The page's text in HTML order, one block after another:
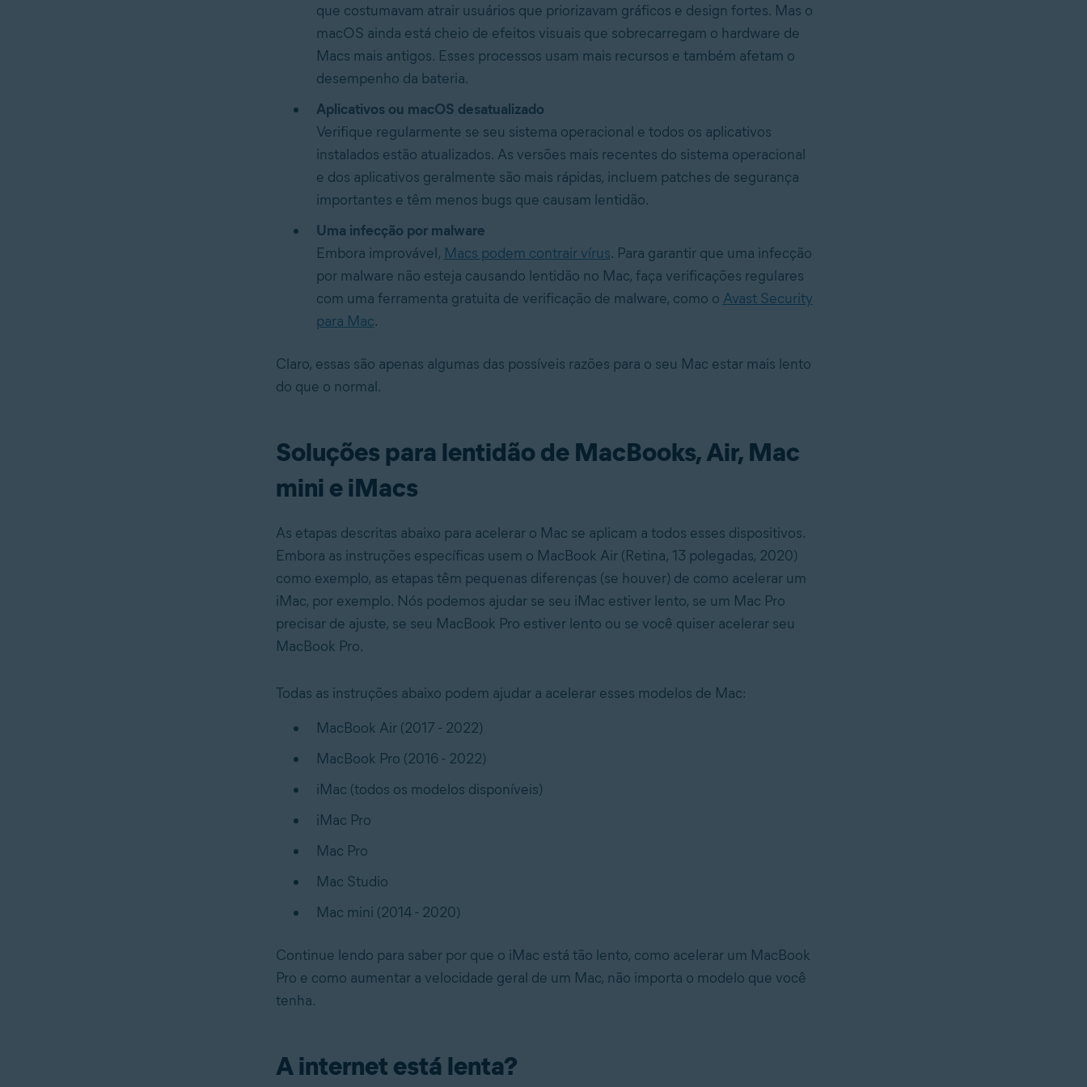
que costumavam atrair usuários que priorizavam gráficos e design fortes. Mas o
macOS ainda está cheio de efeitos visuais que sobrecarregam o hardware de
Macs mais antigos. Esses processos usam mais recursos e também afetam o
desempenho da bateria.
Aplicativos ou macOS desatualizado
Verifique regularmente se seu sistema operacional e todos os aplicativos
instalados estão atualizados. As versões mais recentes do sistema operacional
e dos aplicativos geralmente são mais rápidas, incluem patches de segurança
importantes e têm menos bugs que causam lentidão.
Uma infecção por malware
Embora improvável, Macs podem contrair vírus. Para garantir que uma infecção
por malware não esteja causando lentidão no Mac, faça verificações regulares
com uma ferramenta gratuita de verificação de malware, como o Avast Security
para Mac.
Claro, essas são apenas algumas das possíveis razões para o seu Mac estar mais lento
do que o normal.
Soluções para lentidão de MacBooks, Air, Mac
mini e iMacs
As etapas descritas abaixo para acelerar o Mac se aplicam a todos esses dispositivos.
Embora as instruções específicas usem o MacBook Air (Retina, 13 polegadas, 2020)
como exemplo, as etapas têm pequenas diferenças (se houver) de como acelerar um
iMac, por exemplo. Nós podemos ajudar se seu iMac estiver lento, se um Mac Pro
precisar de ajuste, se seu MacBook Pro estiver lento ou se você quiser acelerar seu
MacBook Pro.
Todas as instruções abaixo podem ajudar a acelerar esses modelos de Mac:
MacBook Air (2017 - 2022)
MacBook Pro (2016 - 2022)
iMac (todos os modelos disponíveis)
iMac Pro
Mac Pro
Mac Studio
Mac mini (2014 - 2020)
Continue lendo para saber por que o iMac está tão lento, como acelerar um MacBook
Pro e como aumentar a velocidade geral de um Mac, não importa o modelo que você
tenha.
A internet está lenta?